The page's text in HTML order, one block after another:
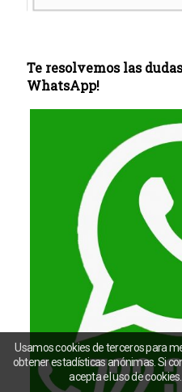
Te resolvemos las
WhatsApp!
Usamos cookies de terceros para
obtener estadísticas anónimas. Si
acepta el uso de cookies.